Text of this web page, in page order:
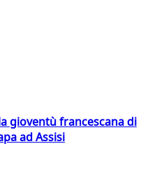
gioventù francescana di
ad Assisi